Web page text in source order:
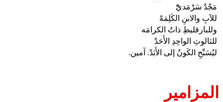
مَجْدٌ سَرْمَديّْ
للآبِ والابنِ الكَلِمَهْ
وللبارقليطِ ذاتُ الكرامَه
للثالوثِ الواحِدِ الأَحَدْ
ليُسَبِّحِ الكَونُ إلى الأَبَدْ. آمين.
المزامير